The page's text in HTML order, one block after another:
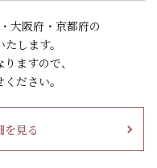
大阪府・京都府の
します。
ますので、
ださい。
見る